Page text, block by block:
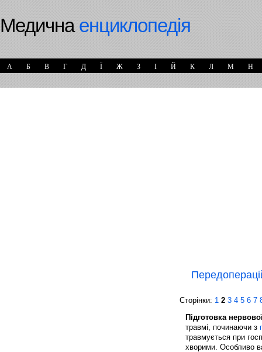
Медичнаенциклопедія
А Б В Г Д Ї Ж З І Й К Л М Н
Сторінки: 1 2 3 4 5 6 7
Підготовка
травмі, починаючи з
травмується при
хворими. Особливо